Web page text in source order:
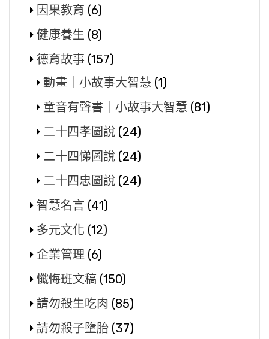
因果教育 (6)
健康養生 (8)
德育故事 (157)
動畫｜小故事大智慧 (1)
童音有聲書｜小故事大智慧 (81)
二十四孝圖說 (24)
二十四悌圖說 (24)
二十四忠圖說 (24)
智慧名言 (41)
多元文化 (12)
企業管理 (6)
懺悔班文稿 (150)
請勿殺生吃肉 (85)
請勿殺子墮胎 (37)